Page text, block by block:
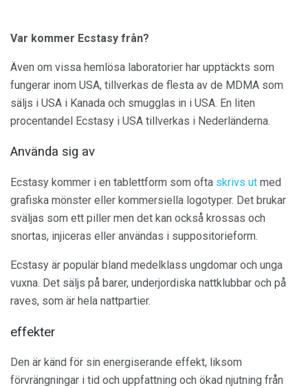
Var kommer Ecstasy från?
Även om vissa hemlösa laboratorier har upptäckts som
fungerar inom USA, tillverkas de flesta av de MDMA som
säljs i USA i Kanada och smugglas in i USA. En liten
procentandel Ecstasy i USA tillverkas i Nederländerna.
Använda sig av
Ecstasy kommer i en tablettform som ofta skrivs ut med
grafiska mönster eller kommersiella logotyper. Det brukar
sväljas som ett piller men det kan också krossas och
snortas, injiceras eller användas i suppositorieform.
Ecstasy är populär bland medelklass ungdomar och unga
vuxna. Det säljs på barer, underjordiska nattklubbar och på
raves, som är hela nattpartier.
effekter
Den är känd för sin energiserande effekt, liksom
förvrängningar i tid och uppfattning och ökad njutning från